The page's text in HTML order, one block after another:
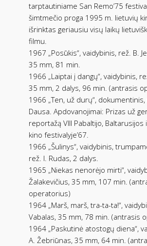
tarptautiniame San Remo’75
šimtmečio proga 1995 m. lietuvių
išrinktas geriausiu visų laikų
filmu.
1967 „Posūkis“, vaidybinis, rež. B.
35 mm, 81 min.
1966 „Laiptai į dangų“, vaidybinis,
35 mm, 2 dalys, 96 min. (antrasis
1966 „Ten, už durų“, dokumentinis,
Dausa. Apdovanojimai: Prizas už
reportažą VIII Pabaltijo, Baltarusijos
kino festivalyje’67.
1966 „Šulinys“, vaidybinis,
rež. I. Rudas, 2 dalys.
1965 „Niekas nenorėjo mirti“,
Žalakevičius, 35 mm, 107 min.
operatorius)
1964 „Marš, marš, tra-ta-ta!“,
Vabalas, 35 mm, 78 min. (antrasis
1964 „Paskutinė atostogų diena“,
A. Žebriūnas, 35 mm, 64 min.